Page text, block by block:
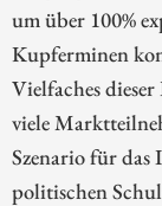
um über 100%
Kupferminen
Vielfaches
viele
Szenario für das
politischen